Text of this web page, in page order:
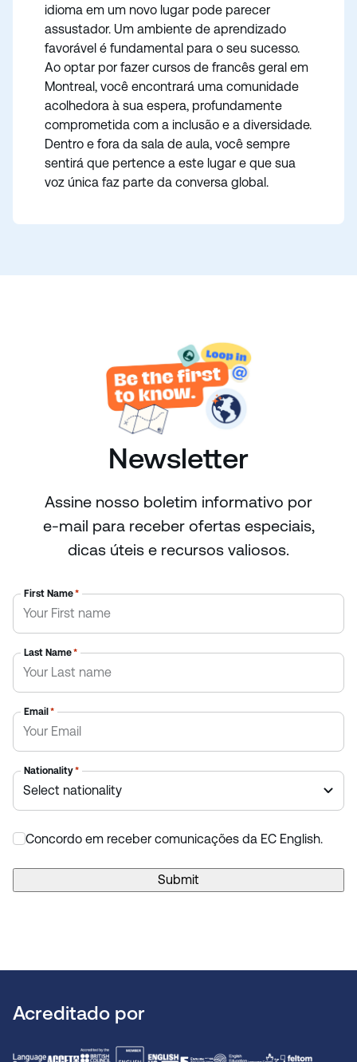
idioma em um novo lugar pode parecer
assustador. Um ambiente de aprendizado
favorável é fundamental para o seu sucesso.
Ao optar por fazer cursos de francês geral em
Montreal, você encontrará uma comunidade
acolhedora à sua espera, profundamente
comprometida com a inclusão e a diversidade.
Dentro e fora da sala de aula, você sempre
sentirá que pertence a este lugar e que sua
voz única faz parte da conversa global.
Newsletter
Assine nosso boletim informativo por
e-mail para receber ofertas especiais,
dicas úteis e recursos valiosos.
First Name*
Last Name*
Email *
Nationality*
Concordo em receber comunicações da EC English.
Submit
Acreditado por